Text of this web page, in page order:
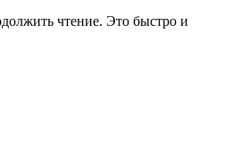
чтение. Это быстро и